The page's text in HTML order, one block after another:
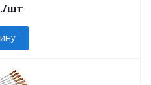
/шт